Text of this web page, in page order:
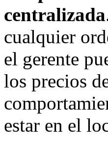
centralizada
cualquier
el gerente
los precios
estar en el